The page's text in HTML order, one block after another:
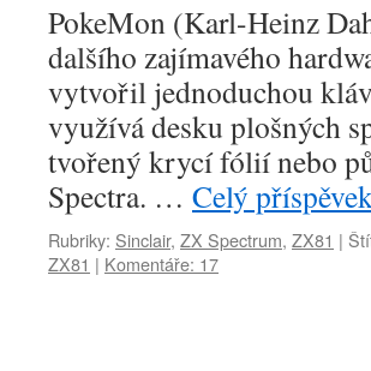
PokeMon (Karl-Heinz
dalšího zajímavého
vytvořil jednoduchou
využívá desku plošných
tvořený krycí fólií nebo
Spectra. … Celý
Rubriky: Sinclair, ZX Spectrum, ZX81 |
ZX81 | Komentáře: 17